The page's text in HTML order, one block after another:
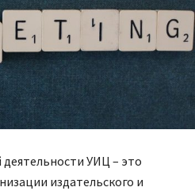
УИЦ – это
издательского и